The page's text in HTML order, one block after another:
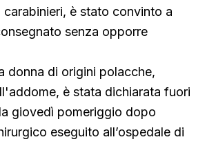
carabinieri, è stato convinto a
senza opporre
donna di origini polacche,
è stata dichiarata fuori
giovedì pomeriggio dopo
eseguito all’ospedale di